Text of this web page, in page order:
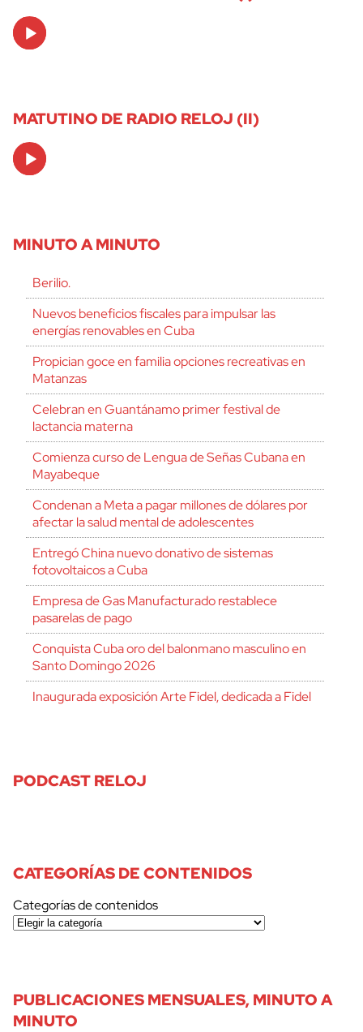
Audio
Player
MATUTINO DE RADIO RELOJ (II)
Audio
Player
MINUTO A MINUTO
Berilio.
Nuevos beneficios fiscales para impulsar las
energías renovables en Cuba
Propician goce en familia opciones recreativas en
Matanzas
Celebran en Guantánamo primer festival de
lactancia materna
Comienza curso de Lengua de Señas Cubana en
Mayabeque
Condenan a Meta a pagar millones de dólares por
afectar la salud mental de adolescentes
Entregó China nuevo donativo de sistemas
fotovoltaicos a Cuba
Empresa de Gas Manufacturado restablece
pasarelas de pago
Conquista Cuba oro del balonmano masculino en
Santo Domingo 2026
Inaugurada exposición Arte Fidel, dedicada a Fidel
PODCAST RELOJ
CATEGORÍAS DE CONTENIDOS
Categorías de contenidos
PUBLICACIONES MENSUALES, MINUTO A
MINUTO